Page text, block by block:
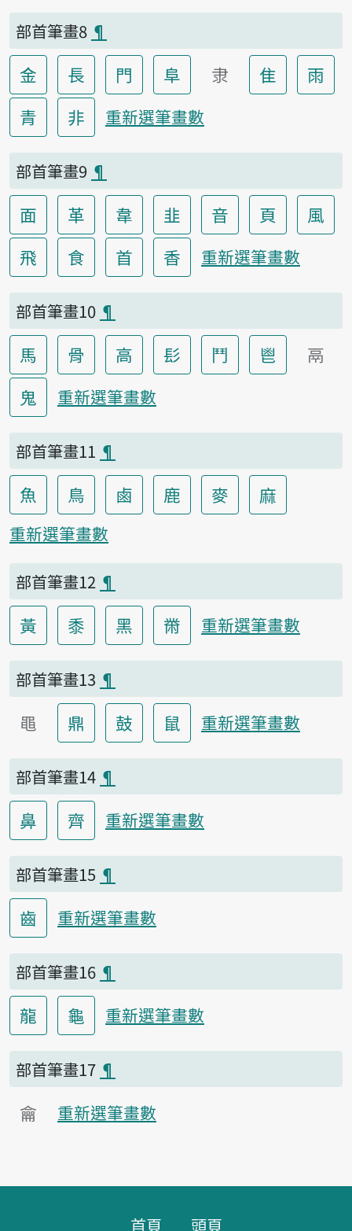
部首筆畫8 ¶
金 長 門 阜 隶 隹
雨
青
非 重新選筆畫數
部首筆畫9 ¶
面 革 韋 韭 音 頁
風
飛
食 首 香 重新選筆畫數
部首筆畫10 ¶
馬 骨 高 髟 鬥 鬯
鬲
鬼
重新選筆畫數
部首筆畫11 ¶
魚 鳥 鹵 鹿 麥 麻
重新選筆畫數
部首筆畫12 ¶
黃 黍 黑 黹 重新選筆畫數
部首筆畫13 ¶
黽 鼎 鼓 鼠 重新選筆畫數
部首筆畫14 ¶
鼻 齊 重新選筆畫數
部首筆畫15 ¶
齒 重新選筆畫數
部首筆畫16 ¶
龍 龜 重新選筆畫數
部首筆畫17 ¶
龠 重新選筆畫數
首頁 頭頁